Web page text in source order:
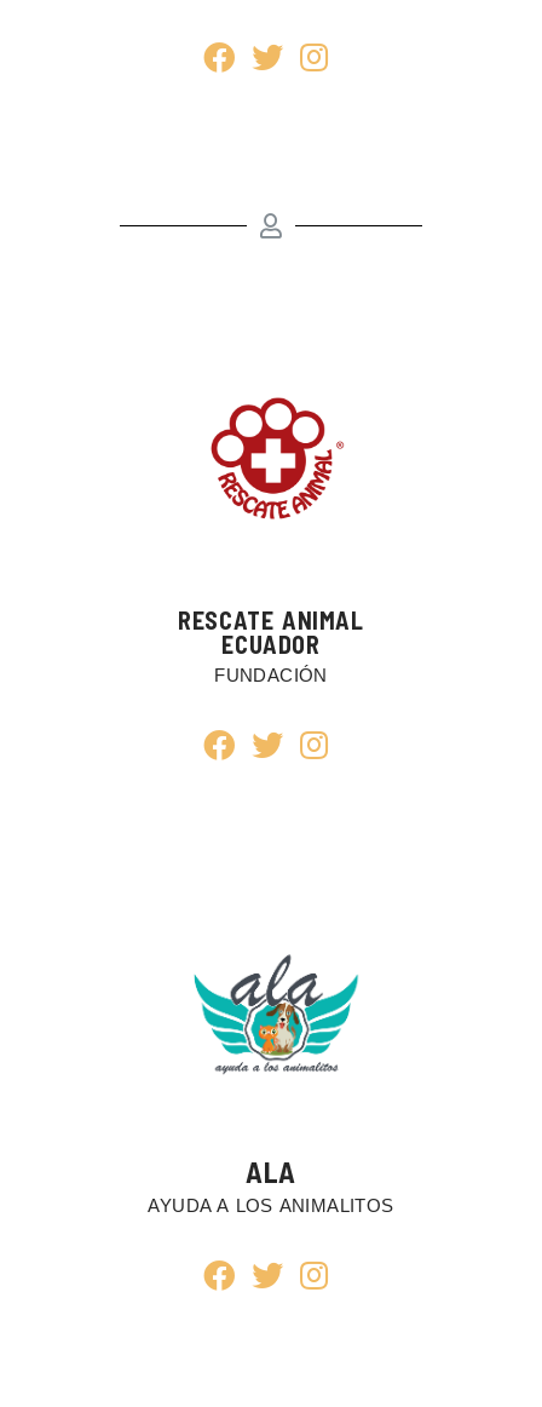
RESCATE ANIMAL
ECUADOR
FUNDACIÓN
ALA
AYUDA A LOS ANIMALITOS